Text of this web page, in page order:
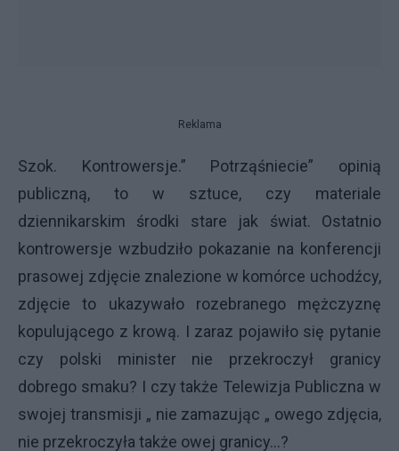
Reklama
Szok. Kontrowersje.” Potrząśniecie” opinią
publiczną, to w sztuce, czy materiale
dziennikarskim środki stare jak świat. Ostatnio
kontrowersje wzbudziło pokazanie na konferencji
prasowej zdjęcie znalezione w komórce uchodźcy,
zdjęcie to ukazywało rozebranego mężczyznę
kopulującego z krową. I zaraz pojawiło się pytanie
czy polski minister nie przekroczył granicy
dobrego smaku? I czy także Telewizja Publiczna w
swojej transmisji „ nie zamazując „ owego zdjęcia,
nie przekroczyła także owej granicy...?